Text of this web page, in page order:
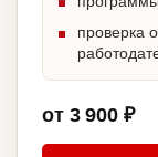
проверка
от 3 900 ₽